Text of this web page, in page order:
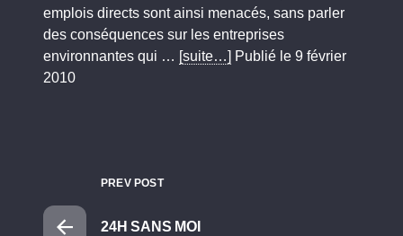
emplois directs sont ainsi menacés, sans parler
des conséquences sur les entreprises
environnantes qui … [suite…] Publié le 9 février
2010
PREV POST
24H SANS MOI